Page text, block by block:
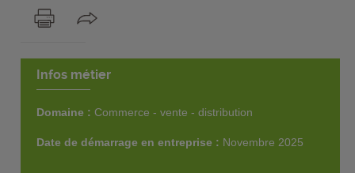
Infos métier
Domaine : Commerce - vente - distribution
Date de démarrage en entreprise : Novembre 2025